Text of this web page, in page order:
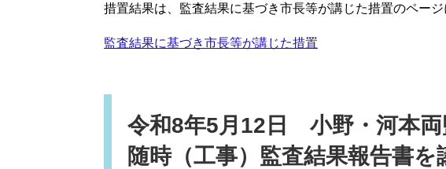
措置結果は、監査結果に基づき市長等が講じた措置のページ
監査結果に基づき市長等が講じた措置
令和8年5月12日 小野・河本両
随時（工事）監査結果報告書